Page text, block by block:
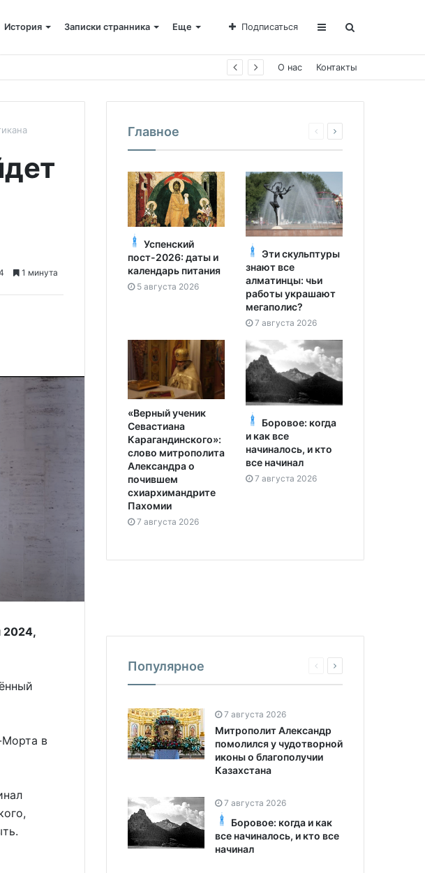
История Записки странника Еще Подписаться
и Феогносте О нас Контакты
1 минута
2024,
Морта в
Главное
Успенский
пост-2026: даты и
календарь питания
5 августа 2026
Эти скульптуры
знают все
алматинцы: чьи
работы украшают
мегаполис?
7 августа 2026
«Верный ученик
Севастиана
Карагандинского»:
слово митрополита
Александра о
почившем
схиархимандрите
Пахомии
7 августа 2026
Боровое: когда
и как все
начиналось, и кто
все начинал
7 августа 2026
Популярное
7 августа 2026
Митрополит Александр
помолился у чудотворной
иконы о благополучии
Казахстана
7 августа 2026
Боровое: когда и как
все начиналось, и кто все
начинал